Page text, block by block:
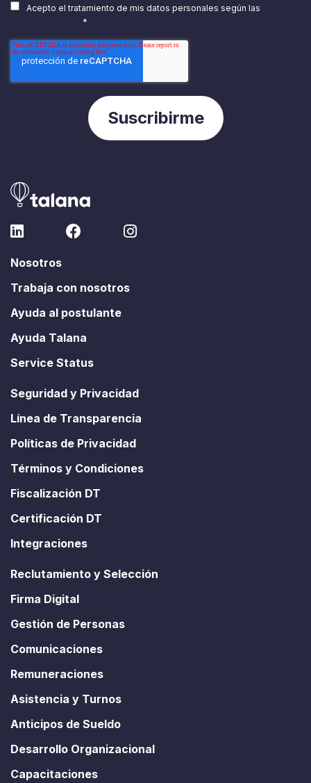
Acepto el tratamiento de mis datos personales según las
*
Nosotros
Trabaja con nosotros
Ayuda al postulante
Ayuda Talana
Service Status
Seguridad y Privacidad
Línea de Transparencia
Políticas de Privacidad
Términos y Condiciones
Fiscalización DT
Certificación DT
Integraciones
Reclutamiento y Selección
Firma Digital
Gestión de Personas
Comunicaciones
Remuneraciones
Asistencia y Turnos
Anticipos de Sueldo
Desarrollo Organizacional
Capacitaciones